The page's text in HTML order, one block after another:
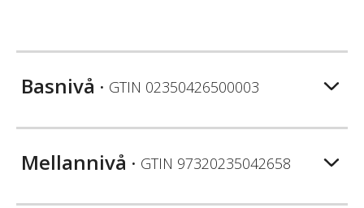
Basnivå • GTIN 02350426500003
Mellannivå • GTIN 97320235042658